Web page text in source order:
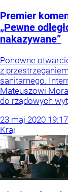
Premier
„Pewne
nakazywane”
Ponowne
z
sanitarnego.
Mateuszowi
do rządowych
23 maj 2020 19:17
Kraj